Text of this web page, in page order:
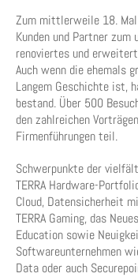
Zum mittlerweile 18. Mal
Kunden und Partner
renoviertes und
Auch wenn die ehemals
Langem Geschichte ist,
bestand. Über 500
den zahlreichen
Firmenführungen teil.
Schwerpunkte der
TERRA Hardware-
Cloud, Datensicherheit
TERRA Gaming, das
Education sowie
Softwareunternehmen
Data oder auch